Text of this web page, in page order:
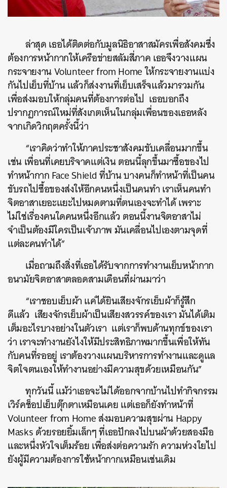
ล่าสุดเธอได้ติดต่อกับมูลนิธิอาสาสมัครเพื่อสังคมซึ่ง
ต้องการหน้ากากให้เครือข่ายสลัมสี่ภาคเธอจึงวางแผน
กระจายงานVolunteer from Homeให้กระจายงานแบ่ง
กันไปเย็บที่บ้านแล้วก็ส่งงานที่เย็บเสร็จแล้วมารวมกัน
เพื่อส่งมอบให้กลุ่มคนที่ต้องการต่อไป เธอบอกถึง
ปรากฏการณ์ใหม่ที่สังเกตเห็นในกลุ่มเพื่อนของเธอหลัง
จากเกิดวิกฤตครั้งนี้ว่า
“เราคิดว่าทำให้ภาคประชาสังคมขับเคลื่อนมากขึ้น
เช่นเพื่อนที่เคยบริจาคแต่เงินตอนนี้ลุกขึ้นมาซื้อของไป
ทำหน้ากากFace Shieldที่บ้านบางคนก็ทำหน้าที่เป็นคน
ขับรถไปซื้อของส่งให้อีกคนหนึ่งเป็นคนทำเราเห็นคนทำ
จิตอาสาเยอะแยะไปหมดตามที่ตนเองจะทำได้เพราะ
ไม่ใช่เรื่องคนใดคนหนึ่งอีกแล้ว ตอนนี้งานจิตอาสาไม่
จำเป็นต้องมีใครเป็นเจ้าภาพมันเคลื่อนไปเองตามจุดที่
แต่ละคนทำได้”
เมื่อถามถึงสิ่งที่เธอได้รับจากการทำงานเย็บหน้ากาก
อนามัยจิตอาสาตลอดสามเดือนที่ผ่านมาว่า
“เราชอบเย็บผ้าแค่ได้ยินเสียงจักรเย็บผ้าก็รู้สึก
ดีแล้ว เสียงจักรเย็บผ้าเป็นเสียงสวรรค์ของเรามันได้เติม
เต็มอะไรบางอย่างในตัวเรา แต่เราก็พบด้านทุกข์ของเรา
ว่าเราจะทำงานยังไงให้มีประสิทธิภาพมากขึ้นเพื่อให้ทัน
กับคนที่รออยู่ เราต้องวางแผนบริหารการทำงานและดูแล
จิตใจตนเองให้ทำงานอย่างมีความสุขด้วยเหมือนกัน”
ทุกวันนี้แม้ว่าเธอจะไม่ได้ออกจากบ้านไปทำกิจกรรม
เวิร์คช็อปเย็บตุ๊กตาเหมือนเคยแต่เธอก็ยังทำหน้าที่
Volunteer from Homeส่งมอบความสุขผ่านHappy
Masksด้วยรอยยิ้มเล็กๆที่เธอปักลงไปบนผ้าด้วยสองมือ
และหนึ่งหัวใจเต็มร้อยเพื่อส่งต่อความรักความห่วงใยไป
ยังผู้มีความต้องการใช้หน้ากากเหมือนเช่นเดิม